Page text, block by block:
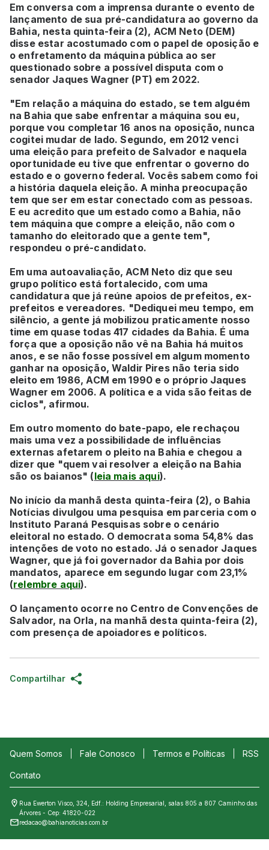
Em conversa com a imprensa durante o evento de
lançamento de sua pré-candidatura ao governo da
Bahia, nesta quinta-feira (2), ACM Neto (DEM)
disse estar acostumado com o papel de oposição e
o enfretamento da máquina pública ao ser
questionado sobre a possível disputa com o
senador Jaques Wagner (PT) em 2022.
"Em relação a máquina do estado, se tem alguém
na Bahia que sabe enfrentar a máquina sou eu,
porque vou completar 16 anos na oposição, nunca
cogitei mudar de lado. Segundo, em 2012 venci
uma eleição para prefeito de Salvador e naquela
oportunidade eu tive que enfrentar o governo do
estado e o governo federal. Vocês sabem como foi
a história daquela eleição. A minha preocupação
tem que ser em estar conectado com as pessoas.
E eu acredito que um estado como a Bahia, não
tem máquina que compre a eleição, não com o
tamanho do eleitorado que a gente tem",
respondeu o pré-candidato.
Em uma autoavaliação, ACM Neto diz que seu
grupo político está fortalecido, com uma
candidatura que já reúne apoios de prefeitos, ex-
prefeitos e vereadores. "Dediquei meu tempo, em
silêncio, a gente já mobilizou praticamente nosso
time em quase todas 417 cidades da Bahia. É uma
força que a oposição não vê na Bahia há muitos
anos, e se não fosse possível em algum momento
ganhar na oposição, Waldir Pires não teria sido
eleito em 1986, ACM em 1990 e o próprio Jaques
Wagner em 2006. A política e a vida são feitas de
ciclos", afirmou.
Em outro momento do bate-papo, ele rechaçou
mais uma vez a possibilidade de influências
externas afetarem o pleito na Bahia e chegou a
dizer que "quem vai resolver a eleição na Bahia
são os baianos" (leia mais aqui).
No início da manhã desta quinta-feira (2), o Bahia
Notícias divulgou uma pesquisa em parceria com o
Instituto Paraná Pesquisas sobre o cenário
eleitoral no estado. O democrata soma 54,8% das
intenções de voto no estado. Já o senador Jaques
Wagner, que já foi governador da Bahia por dois
mandatos, aparece em segundo lugar com 23,1%
(relembre aqui).
O lançamento ocorre no Centro de Convenções de
Salvador, na Orla, na manhã desta quinta-feira (2),
com presença de apoiadores e políticos.
Compartilhar
Quem Somos Fale Conosco Termos e Políticas RSS
Contato
Rua Ewerton Visco, 324, Edf.: Holding Empresarial, salas 805 a 807 Caminho das
Árvores - Cep: 41820-022
redacao@bahianoticias.com.br